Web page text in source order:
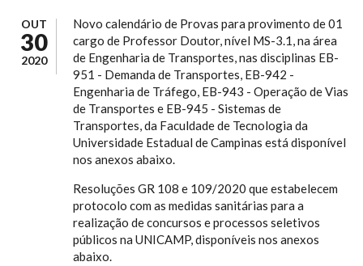
OUT
30
2020
Novo calendário de Provas para provimento de 01
cargo de Professor Doutor, nível MS-3.1, na área
de Engenharia de Transportes, nas disciplinas EB-
951 - Demanda de Transportes, EB-942 -
Engenharia de Tráfego, EB-943 - Operação de Vias
de Transportes e EB-945 - Sistemas de
Transportes, da Faculdade de Tecnologia da
Universidade Estadual de Campinas está disponível
nos anexos abaixo.
Resoluções GR 108 e 109/2020 que estabelecem
protocolo com as medidas sanitárias para a
realização de concursos e processos seletivos
públicos na UNICAMP, disponíveis nos anexos
abaixo.